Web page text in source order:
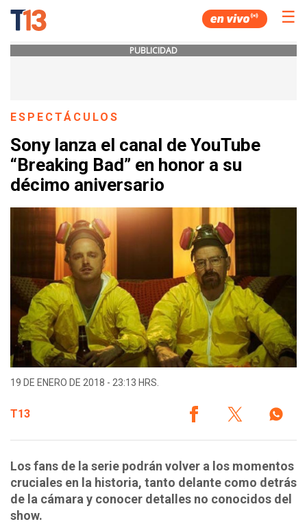
☰
PUBLICIDAD
ESPECTÁCULOS
Sony lanza el canal de YouTube
“Breaking Bad” en honor a su
décimo aniversario
19 DE ENERO DE 2018 - 23:13 HRS.
T13
Los fans de la serie podrán volver a los momentos
cruciales en la historia, tanto delante como detrás
de la cámara y conocer detalles no conocidos del
show.